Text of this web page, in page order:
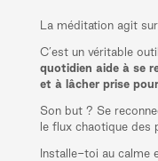
La méditation agit
C’est un véritable
quotidien aide à se
et à lâcher prise
Son but ? Se
le flux chaotique des
Installe-toi au calme